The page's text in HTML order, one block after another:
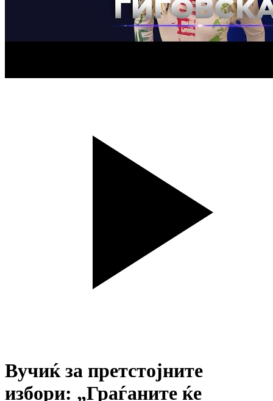
Вучиќ за претстојните
избори: „Граѓаните ќе